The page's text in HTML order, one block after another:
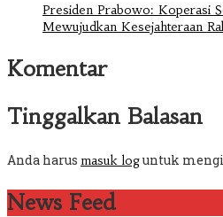
Presiden Prabowo: Koperasi
Mewujudkan Kesejahteraan
Komentar
Tinggalkan Balasan
Anda harus masuk loguntuk
News Feed